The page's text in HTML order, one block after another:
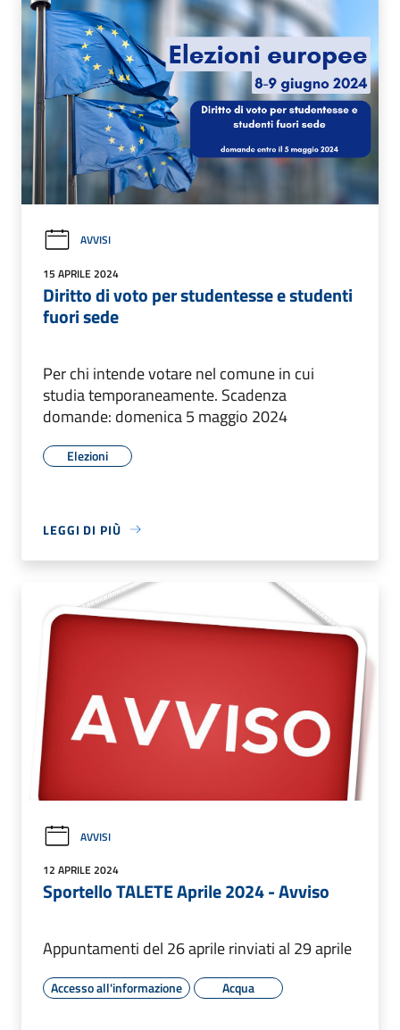
AVVISI
15 APRILE 2024
Diritto di voto per studentesse e studenti
fuori sede
Per chi intende votare nel comune in cui
studia temporaneamente. Scadenza
domande: domenica 5 maggio 2024
Elezioni
LEGGI DI PIÙ
AVVISI
12 APRILE 2024
Sportello TALETE Aprile 2024 - Avviso
Appuntamenti del 26 aprile rinviati al 29 aprile
Accesso all'informazione Acqua